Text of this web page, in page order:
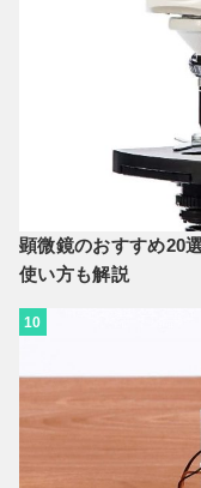
顕微鏡のおすすめ20
使い方も解説
10